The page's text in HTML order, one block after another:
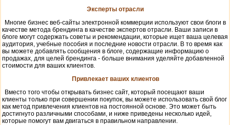
Эксперты отрасли
Многие бизнес веб-сайты электронной коммерции используют свои блоги в
качестве метода брендинга в качестве экспертов отрасли. Ваши записи в
блоге могут содержать советы и рекомендации, которые ищет ваша целевая
аудитория, учебные пособия и последние новости отрасли. В то время как
вы можете добавлять сообщения в блоге, содержащие информацию о
продажах, для целей брендинга - больше внимания уделяйте добавленной
стоимости для ваших клиентов.
Привлекает ваших клиентов
Вместо того чтобы открывать бизнес сайт, который посещают ваши
клиенты только при совершении покупок, вы можете использовать свой блог
как метод привлечения клиентов на постоянной основе. Это может быть
достигнуто различными способами, и ниже приведены несколько идей,
которые помогут вам двигаться в правильном направлении.